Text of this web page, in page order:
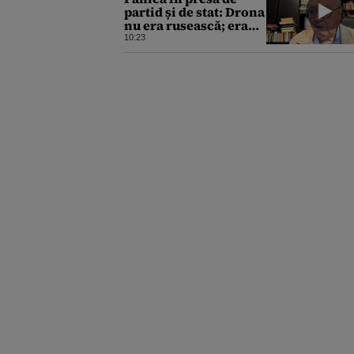
partid și de stat: Drona
nu era rusească; era
ucraineană!
10:23